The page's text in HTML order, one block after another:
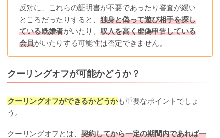
反対に、これらの証明書が不要であったり審査が緩い
ところだったりすると、 独身と偽って遊び相手を探し
ている既婚者がいたり、 収入を高く虚偽申告している
会員がいたりする可能性は否定できません。
クーリングオフが可能かどうか？
クーリングオフができるかどうかも重要なポイントでしょ
う。
クーリングオフとは、 契約してから一定の期間内であれば一